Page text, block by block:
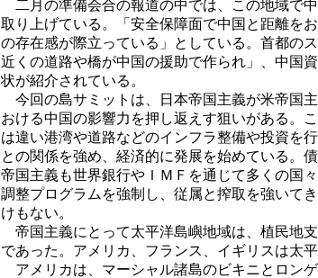
二月の準備会合の報道の中では、この地域で
取り上げている。「安全保障面で中国と距離を
の存在感が際立っている」としている。首都の
近くの道路や橋が中国の援助で作られ」、中国
状が紹介されている。
今回の島サミットは、日本帝国主義が米帝国
おける中国の影響力を押し返えす狙いがある。
は違い港湾や道路などのインフラ整備や投資を
との関係を強め、経済的に発展を始めている。
帝国主義も世界銀行やＩＭＦを通じて多くの国
調整プログラムを強制し、従属と搾取を強いて
けもない。
帝国主義にとって太平洋島嶼地域は、植民地
であった。アメリカ、フランス、イギリスは太
アメリカは、マーシャル諸島のビキニとロン